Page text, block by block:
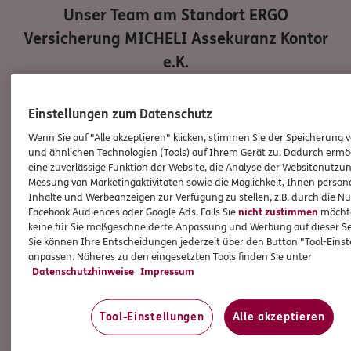
Unser Team am StandortERGO
Versicherung MICHELI Assekuranz Kontor
e.K.
Kai Micheli
Einstellungen zum Datenschutz
Wenn Sie auf "Alle akzeptieren" klicken, stimmen Sie der Speicherung
und ähnlichen Technologien (Tools) auf Ihrem Gerät zu. Dadurch
eine zuverlässige Funktion der Website, die Analyse der
Messung von Marketingaktivitäten sowie die Möglichkeit, Ihnen
Inhalte und Werbeanzeigen zur Verfügung zu stellen, z.B. durch die
Facebook Audiences oder Google Ads. Falls Sienicht zustimmen
keine für Sie maßgeschneiderte Anpassung und Werbung auf dieser
Sie können Ihre Entscheidungen jederzeit über den Button "Tool-
anpassen. Näheres zu den eingesetzten Tools finden Sie unter
Datenschutzhinweise Impressum
Tool-Einstellungen Alle akzeptieren